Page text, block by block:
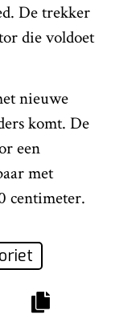
De trekker
die voldoet
nieuwe
komt. De
een
met
centimeter.